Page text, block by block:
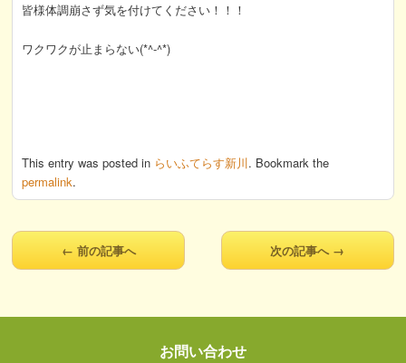
皆様体調崩さず気を付けてください！！！
ワクワクが止まらない(*^-^*)
This entry was posted in らいふてらす新川. Bookmark the
permalink.
← 前の記事へ 次の記事へ →
お問い合わせ